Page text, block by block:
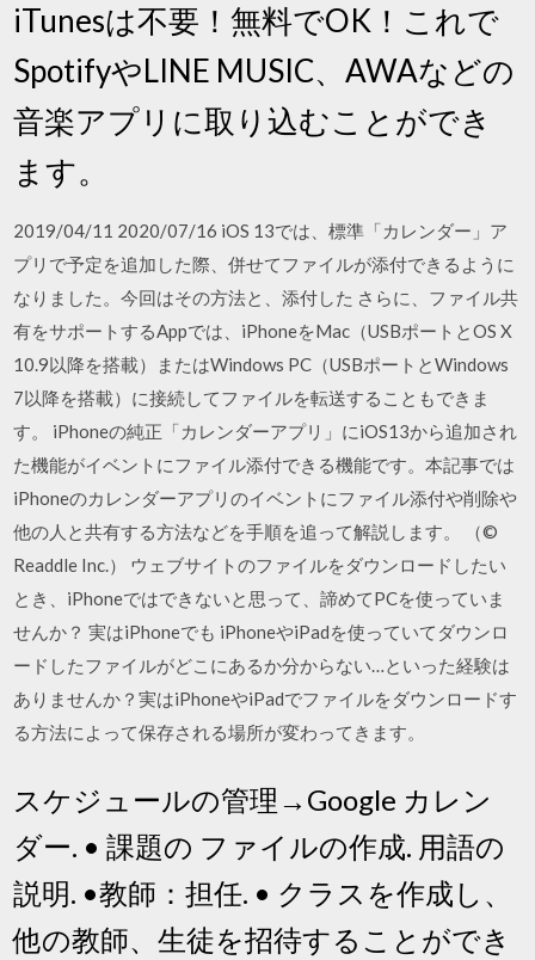
iTunesは不要！無料でOK！これで
SpotifyやLINE MUSIC、AWAなどの
音楽アプリに取り込むことができ
ます。
2019/04/11 2020/07/16 iOS 13では、標準「カレンダー」ア
プリで予定を追加した際、併せてファイルが添付できるように
なりました。今回はその方法と、添付した さらに、ファイル共
有をサポートするAppでは、iPhoneをMac（USBポートとOS X
10.9以降を搭載）またはWindows PC（USBポートとWindows
7以降を搭載）に接続してファイルを転送することもできま
す。 iPhoneの純正「カレンダーアプリ」にiOS13から追加され
た機能がイベントにファイル添付できる機能です。本記事では
iPhoneのカレンダーアプリのイベントにファイル添付や削除や
他の人と共有する方法などを手順を追って解説します。 （©
Readdle Inc.） ウェブサイトのファイルをダウンロードしたい
とき、iPhoneではできないと思って、諦めてPCを使っていま
せんか？ 実はiPhoneでも iPhoneやiPadを使っていてダウンロ
ードしたファイルがどこにあるか分からない…といった経験は
ありませんか？実はiPhoneやiPadでファイルをダウンロードす
る方法によって保存される場所が変わってきます。
スケジュールの管理→Google カレン
ダー. • 課題の ファイルの作成. 用語の
説明. •教師：担任. • クラスを作成し、
他の教師、生徒を招待することができ